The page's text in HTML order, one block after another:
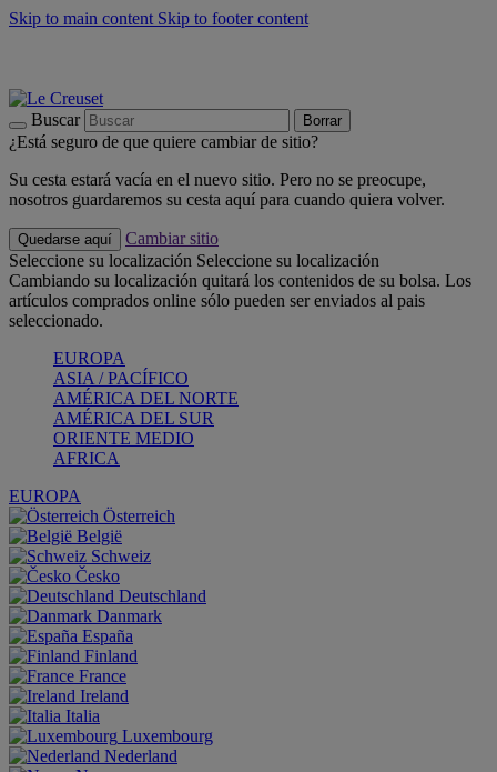
Skip to main content Skip to footer content
Buscar Borrar
¿Está seguro de que quiere cambiar de sitio?
Su cesta estará vacía en el nuevo sitio. Pero no se preocupe,
nosotros guardaremos su cesta aquí para cuando quiera volver.
Quedarse aquí
Cambiar sitio
Seleccione su localización Seleccione su localización
Cambiando su localización quitará los contenidos de su bolsa. Los
artículos comprados online sólo pueden ser enviados al pais
seleccionado.
EUROPA
ASIA / PACÍFICO
AMÉRICA DEL NORTE
AMÉRICA DEL SUR
ORIENTE MEDIO
AFRICA
EUROPA
Österreich
België
Schweiz
Česko
Deutschland
Danmark
España
Finland
France
Ireland
Italia
Luxembourg
Nederland